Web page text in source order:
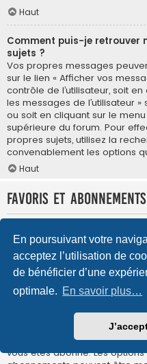
En poursuivant votre
acceptez l’utilisation de
de bénéficier d’une
optimale. En savoir plus…
Haut
Comment puis-je retrouver
sujets ?
Vos propres messages
sur le lien « Afficher vos
contrôle de l’utilisateur, soit
les messages de l’utilisateur
ou soit en cliquant sur le
supérieure du forum. Pour
propres sujets, utilisez la
convenablement les options
Haut
Favoris et abonnements
abonnements ?
Dans phpBB 3.0, la
sujet aux favoris était
navigateur internet. Vous ne
lorsqu’un sujet ajouté aux
les favoris sont davantage
pouvez à présent recevoir
aux favoris est mis à jour.
préviendra de la mise à jour
vous êtes abonné. Les